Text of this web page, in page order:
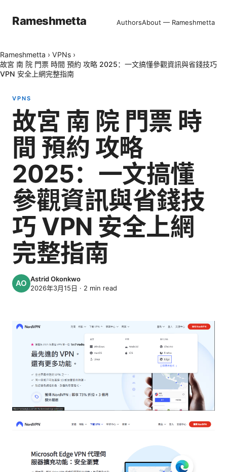
Rameshmetta AuthorsAbout — Rameshmetta
Rameshmetta › VPNs ›
故宮 南 院 門票 時間 預約 攻略 2025：一文搞懂參觀資訊與省錢技巧
VPN 安全上網完整指南
VPNS
故宮 南 院 門票 時
間 預約 攻略
2025：一文搞懂
參觀資訊與省錢技
巧 VPN 安全上網
完整指南
Astrid Okonkwo
2026年3月15日 · 2 min read